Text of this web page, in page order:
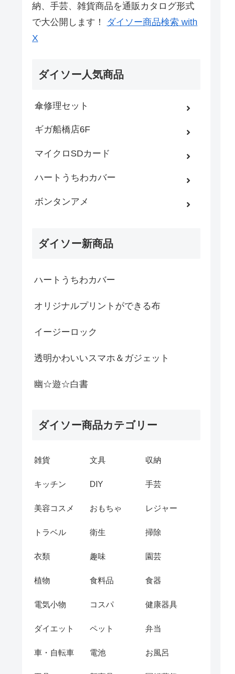
納、手芸、雑貨商品を通販カタログ形式
で大公開します！ ダイソー商品検索 with
X
ダイソー人気商品
傘修理セット
ギガ船橋店6F
マイクロSDカード
ハートうちわカバー
ボンタンアメ
ダイソー新商品
ハートうちわカバー
オリジナルプリントができる布
イージーロック
透明かわいいスマホ＆ガジェット
幽☆遊☆白書
ダイソー商品カテゴリー
雑貨 文具 収納
キッチン DIY 手芸
美容コスメ おもちゃ レジャー
トラベル 衛生 掃除
衣類 趣味 園芸
植物 食料品 食器
電気小物 コスパ 健康器具
ダイエット ペット 弁当
車・自転車 電池 お風呂